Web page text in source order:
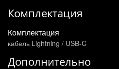
Комплектация
Комплектация
кабель Lightning / USB-C
Дополнительно